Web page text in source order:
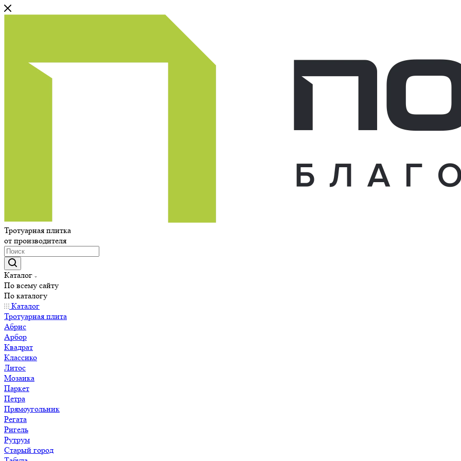
Тротуарная плитка
от производителя
Каталог
По всему сайту
По каталогу
Каталог
Тротуарная плита
Абрис
Арбор
Квадрат
Классико
Литос
Мозаика
Паркет
Петра
Прямоугольник
Регата
Ригель
Рутрум
Старый город